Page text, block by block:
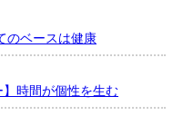
のベースは健康
】時間が個性を生む